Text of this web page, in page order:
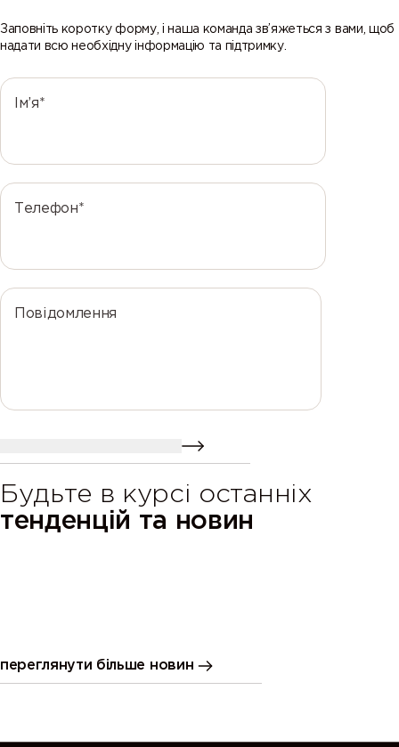
Заповніть коротку форму, і наша команда зв’яжеться з вами, щоб
надати всю необхідну інформацію та підтримку.
Ім’я*
Телефон*
Повідомлення
Будьте в курсі останніх
тенденцій та новин
переглянути більше новин